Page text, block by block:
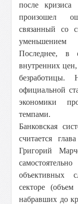
после кризиса
произошел
связанный со
Последнее, в
внутренних цен,
безработицы.
официальной
экономики
темпами.
Банковская
считается
Григорий
объективных
секторе (объем
набравших до